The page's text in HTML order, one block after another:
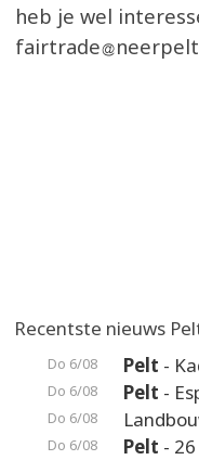
heb je wel
fairtrade
Recentste nieuws
Do 6/08 Pelt -
Do 6/08 Pelt -
Do 6/08
Do 6/08 Pelt -